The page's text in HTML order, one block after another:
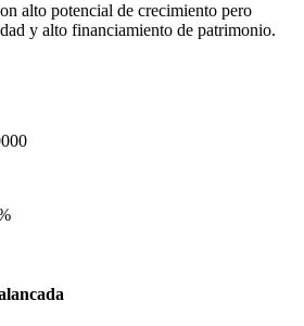
alto potencial de crecimiento pero
y alto financiamiento de patrimonio.